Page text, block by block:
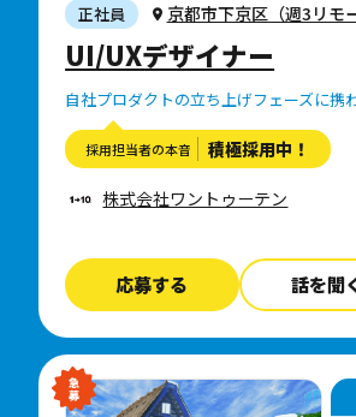
正社員 京都市下京区（週3リモ
UI/UXデザイナー
自社プロダクトの立ち上げフェーズに携わ
採用担当者の本音 積極採用中！
株式会社ワントゥーテン
応募する 話を聞